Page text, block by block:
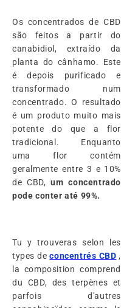
Os concentrados de CBD
são feitos a partir do
canabidiol, extraído da
planta do cânhamo. Este
é depois purificado e
transformado num
concentrado. O resultado
é um produto muito mais
potente do que a flor
tradicional. Enquanto
uma flor contém
geralmente entre 3 e 10%
de CBD, um concentrado
pode conter até 99%.
Tu y trouveras selon les
types deconcentrés CBD ,
la composition comprend
du CBD, des terpènes et
parfois d'autres